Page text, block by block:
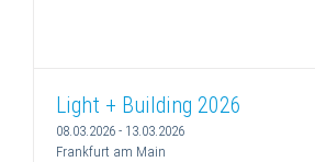
Light + Building 2026
08.03.2026 - 13.03.2026
Frankfurt am Main